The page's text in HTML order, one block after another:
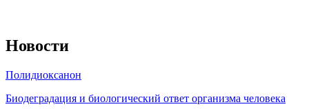
Новости
Полидиоксанон
Биодеградация и биологический ответ организма человека